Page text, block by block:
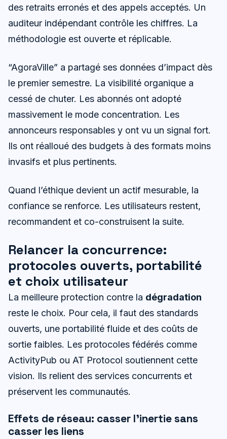
des retraits erronés et des appels acceptés. Un
auditeur indépendant contrôle les chiffres. La
méthodologie est ouverte et réplicable.
“AgoraVille” a partagé ses données d’impact dès
le premier semestre. La visibilité organique a
cessé de chuter. Les abonnés ont adopté
massivement le mode concentration. Les
annonceurs responsables y ont vu un signal fort.
Ils ont réalloué des budgets à des formats moins
invasifs et plus pertinents.
Quand l’éthique devient un actif mesurable, la
confiance se renforce. Les utilisateurs restent,
recommandent et co-construisent la suite.
Relancer la concurrence:
protocoles ouverts, portabilité
et choix utilisateur
La meilleure protection contre la dégradation
reste le choix. Pour cela, il faut des standards
ouverts, une portabilité fluide et des coûts de
sortie faibles. Les protocoles fédérés comme
ActivityPub ou AT Protocol soutiennent cette
vision. Ils relient des services concurrents et
préservent les communautés.
Effets de réseau: casser l’inertie sans
casser les liens